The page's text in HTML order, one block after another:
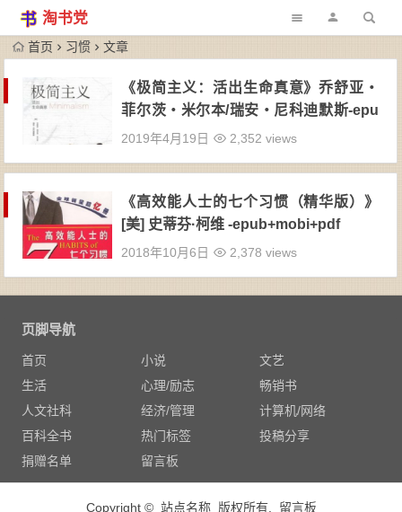
淘书党
首页 习惯 文章
《极简主义：活出生命真意》乔舒亚・
菲尔茨・米尔本/瑞安・尼科迪默斯-epu
b+mobi
2019年4月19日 2,352 views
《高效能人士的七个习惯（精华版）》
[美] 史蒂芬·柯维 -epub+mobi+pdf
2018年10月6日 2,378 views
页脚导航
首页 小说
文艺
生活
心理/励志
畅销书
人文社科
经济/管理
计算机/网络
百科全书
热门标签
投稿分享
捐赠名单
留言板
Copyright © 站点名称 版权所有. 留言板